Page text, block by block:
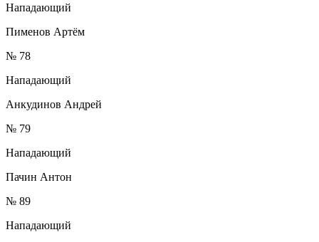
Нападающий
Пименов Артём
№ 78
Нападающий
Анкудинов Андрей
№ 79
Нападающий
Пачин Антон
№ 89
Нападающий